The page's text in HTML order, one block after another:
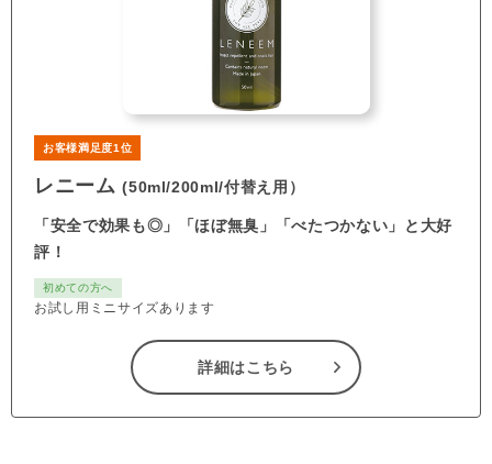
お客様満足度1位
レニーム(50ml/200ml/付替え用）
「安全で効果も◎」「ほぼ無臭」「べたつかない」と大好
評！
初めての方へ
お試し用ミニサイズあります
詳細はこちら